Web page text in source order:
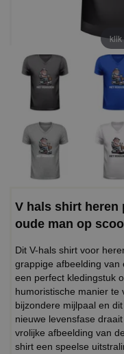
klik
V hals shirt heren
oude man op
Dit V-hals shirt voor
grappige afbeelding van
een perfect kledingstuk
humoristische manier te
bijzondere mijlpaal en
nieuwe levensfase
vrolijke afbeelding van
shirt een speelse